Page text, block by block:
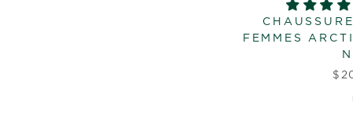
FEMMES